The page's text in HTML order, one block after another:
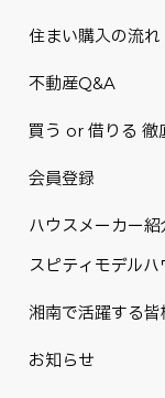
住まい購入の流れ
不動産Q&A
買う or 借りる 徹
会員登録
ハウスメーカー紹
スピティモデルハ
湘南で活躍する皆
お知らせ